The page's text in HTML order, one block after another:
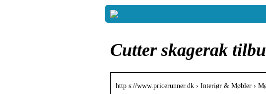
Cutter skagerak
http s://www.pricerunner.dk › Interiør & Møbler ›